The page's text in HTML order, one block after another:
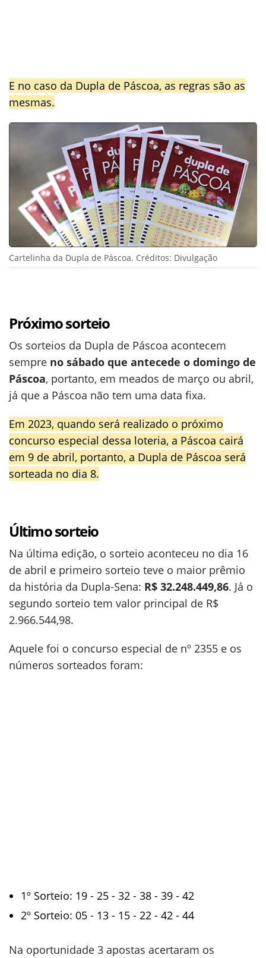
E no caso da Dupla de Páscoa, as regras são as
mesmas.
Cartelinha da Dupla de Páscoa. Créditos: Divulgação
Próximo sorteio
Os sorteios da Dupla de Páscoa acontecem
sempre no sábado que antecede o domingo de
Páscoa, portanto, em meados de março ou abril,
já que a Páscoa não tem uma data fixa.
Em 2023, quando será realizado o próximo
concurso especial dessa loteria, a Páscoa cairá
em 9 de abril, portanto, a Dupla de Páscoa será
sorteada no dia 8.
Último sorteio
Na última edição, o sorteio aconteceu no dia 16
de abril e primeiro sorteio teve o maior prêmio
da história da Dupla-Sena: R$ 32.248.449,86. Já o
segundo sorteio tem valor principal de R$
2.966.544,98.
Aquele foi o concurso especial de nº 2355 e os
números sorteados foram:
1º Sorteio: 19 - 25 - 32 - 38 - 39 - 42
2º Sorteio: 05 - 13 - 15 - 22 - 42 - 44
Na oportunidade 3 apostas acertaram os